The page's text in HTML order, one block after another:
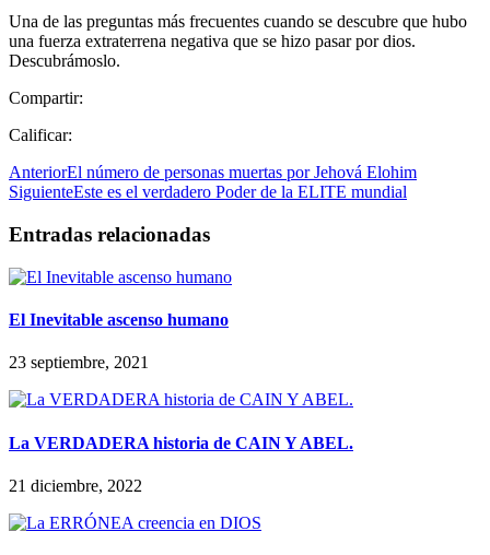
Una de las preguntas más frecuentes cuando se descubre que hubo
una fuerza extraterrena negativa que se hizo pasar por dios.
Descubrámoslo.
Compartir:
Calificar:
AnteriorEl número de personas muertas por Jehová Elohim
SiguienteEste es el verdadero Poder de la ELITE mundial
Entradas relacionadas
El Inevitable ascenso humano
23 septiembre, 2021
La VERDADERA historia de CAIN Y ABEL.
21 diciembre, 2022